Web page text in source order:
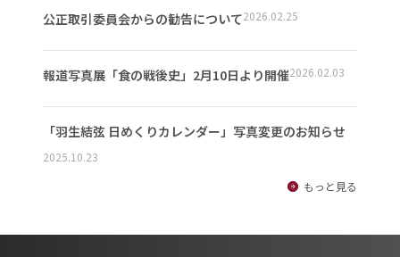
公正取引委員会からの勧告について2026.02.25
報道写真展「食の戦後史」2月10日より開催2026.02.03
「羽生結弦 日めくりカレンダー」写真変更のお知らせ
2025.10.23
もっと見る